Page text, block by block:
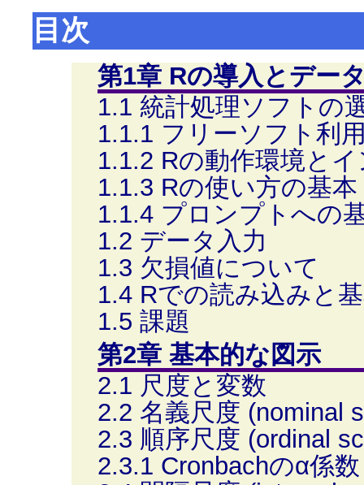
目次
第1章 Rの導入とデー
1.1 統計処理ソフトの
1.1.1 フリーソフト利
1.1.2 Rの動作環境と
1.1.3 Rの使い方の基本
1.1.4 プロンプトへの
1.2 データ入力
1.3 欠損値について
1.4 Rでの読み込みと
1.5 課題
第2章 基本的な図示
2.1 尺度と変数
2.2 名義尺度 (nominal
2.3 順序尺度 (ordinal
2.3.1 Cronbachのα係数